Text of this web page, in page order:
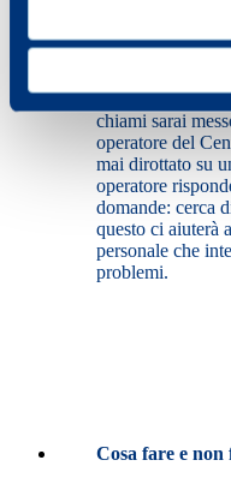
Non importa
pronto intervento
giorni su 7),
interviene entro
chiamata, sia
chiami sarai
operatore del
mai dirottato su
operatore
domande: cerca
questo ci aiuterà
personale che
problemi.
Cosa fare e